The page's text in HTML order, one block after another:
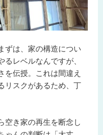
ずは、家の構造につい
レベルなんですが、
を伝授。これは間違え
リスクがあるため、丁
空き家の再生を断念し